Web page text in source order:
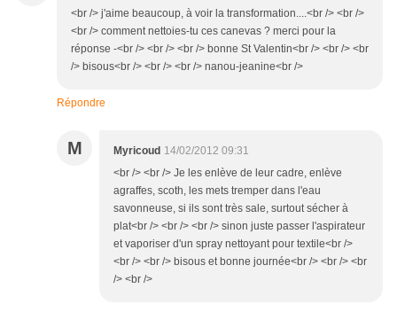
<br /> j'aime beaucoup, à voir la transformation....<br /> <br />
<br /> comment nettoies-tu ces canevas ? merci pour la
réponse -<br /> <br /> <br /> bonne St Valentin<br /> <br /> <br
/> bisous<br /> <br /> <br /> nanou-jeanine<br />
Répondre
M Myricoud 14/02/2012 09:31
<br /> <br /> Je les enlève de leur cadre, enlève
agraffes, scoth, les mets tremper dans l'eau
savonneuse, si ils sont très sale, surtout sécher à
plat<br /> <br /> <br /> sinon juste passer l'aspirateur
et vaporiser d'un spray nettoyant pour textile<br />
<br /> <br /> bisous et bonne journée<br /> <br /> <br
/> <br />